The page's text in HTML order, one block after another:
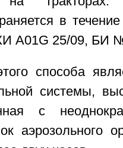
в
A01G 25/09, БИ №
способа
системы,
с
аэрозольного